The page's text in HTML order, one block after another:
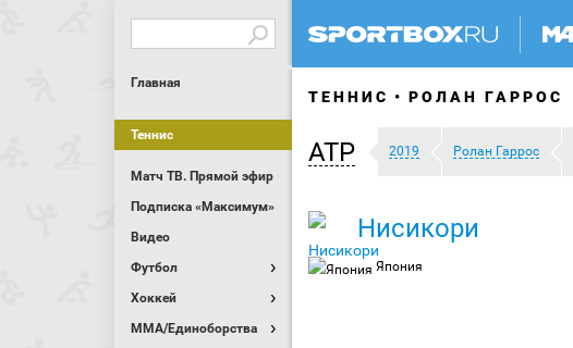
Главная
Теннис
Матч ТВ. Прямой эфир
Подписка «Максимум»
Видео
Футбол
Хоккей
MMA/Единоборства
ТЕННИС РОЛАН ГАРРОС
ATP 2019 Ролан Гаррос
Нисикори
Япония